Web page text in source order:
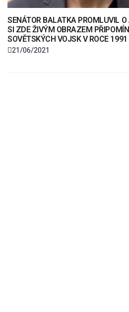
SENÁTOR BALATKA PROMLUVIL O
SI ZDE ŽIVÝM OBRAZEM
SOVĚTSKÝCH VOJSK V ROCE 1991
21/06/2021